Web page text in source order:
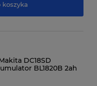
koszyka
DC18SD
BL1820B 2ah